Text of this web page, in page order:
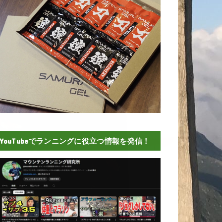
YouTubeでランニングに役立つ情報を発信！